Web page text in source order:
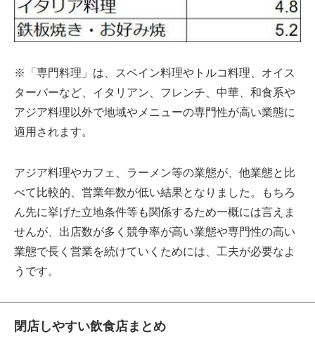
※「専門料理」は、スペイン料理やトルコ料理、オイス
ターバーなど、イタリアン、フレンチ、中華、和食系や
アジア料理以外で地域やメニューの専門性が高い業態に
適用されます。
アジア料理やカフェ、ラーメン等の業態が、他業態と比
べて比較的、営業年数が低い結果となりました。もちろ
ん先に挙げた立地条件等も関係するため一概には言えま
せんが、出店数が多く競争率が高い業態や専門性の高い
業態で長く営業を続けていくためには、工夫が必要なよ
うです。
閉店しやすい飲食店まとめ